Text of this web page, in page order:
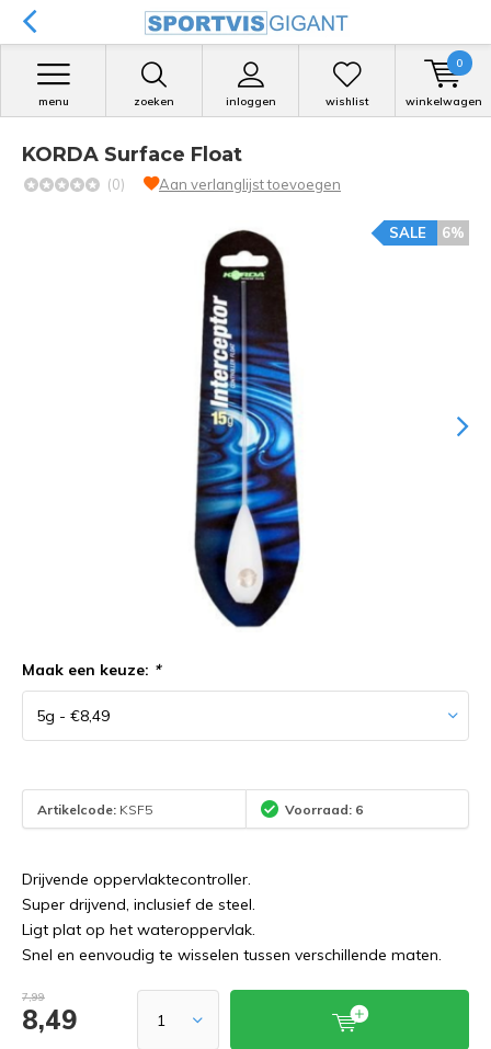
zoeken inloggen
menu wishlist winkelwagen
0
KORDA Surface Float
(0) Aan verlanglijst toevoegen
6%
SALE
Maak een keuze: *
Artikelcode: KSF5 Voorraad: 6
Drijvende oppervlaktecontroller.
Super drijvend, inclusief de steel.
Ligt plat op het wateroppervlak.
Snel en eenvoudig te wisselen tussen verschillende maten.
7,99
8,49